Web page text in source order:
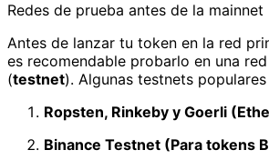
Redes de prueba antes de la mainnet
Antes de lanzar tu token en la red
es recomendable probarlo en una
(testnet). Algunas testnets
Ropsten, Rinkeby y Goerli
Binance Testnet (Para tokens